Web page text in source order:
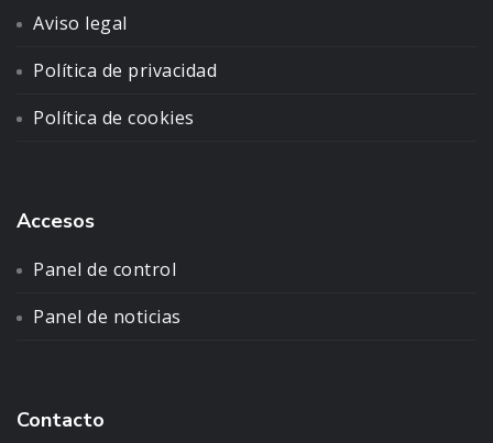
Aviso legal
Política de privacidad
Política de cookies
Accesos
Panel de control
Panel de noticias
Contacto